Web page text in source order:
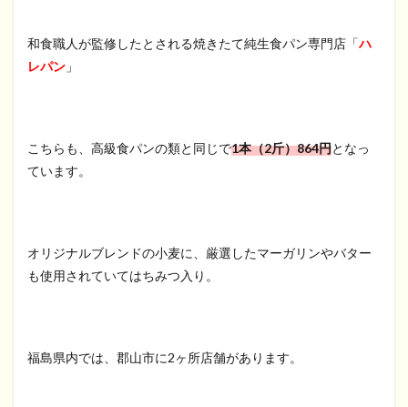
和食職人が監修したとされる焼きたて純生食パン専門店「ハ
レパン 」
こちらも、高級食パンの類と同じで1本（2斤）864円となっ
ています。
オリジナルブレンドの小麦に、厳選したマーガリンやバター
も使用されていてはちみつ入り。
福島県内では、郡山市に2ヶ所店舗があります。